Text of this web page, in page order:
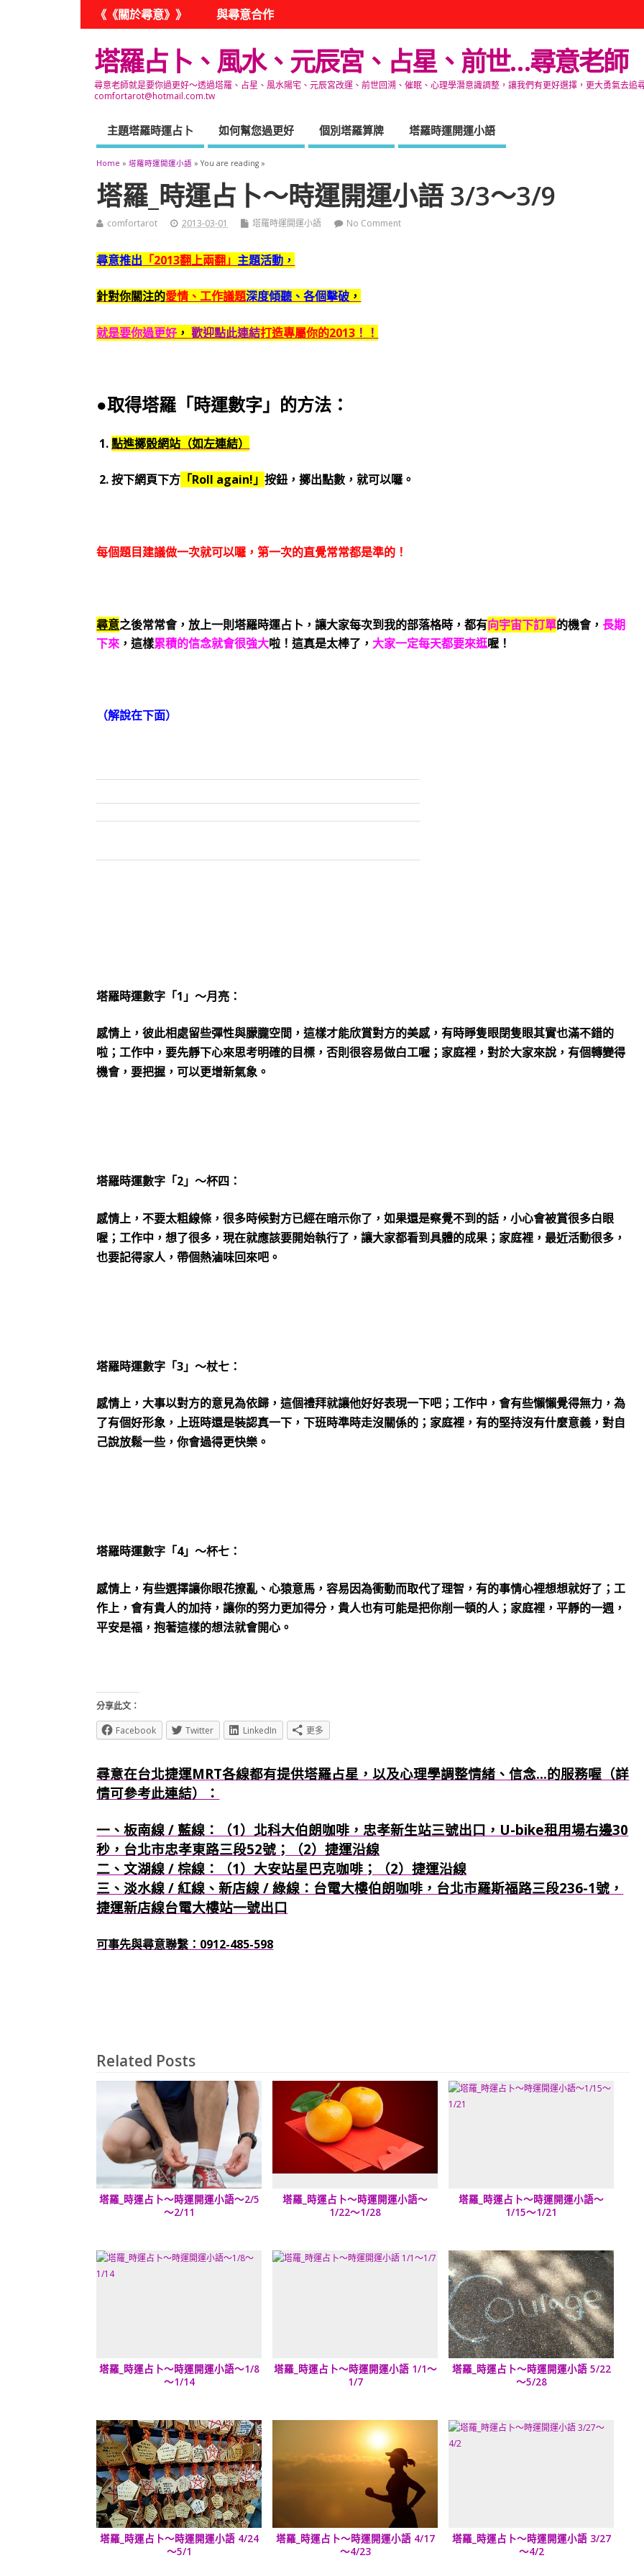
《《關於尋意》》 與尋意合作
塔羅占卜、風水、元辰宮、占星、前世…尋意老師
尋意老師就是要你過更好～透過塔羅、占星、風水陽宅、元辰宮改運、前世回溯、催眠、心理學潛意識調整，讓我們有更好選擇，更大勇氣去
comfortarot@hotmail.com.tw
主題塔羅時運占卜 如何幫您過更好 個別塔羅算牌 塔羅時運開運小語
Home »塔羅時運開運小語 » You are reading »
塔羅_時運占卜～時運開運小語 3/3～3/9
comfortarot 2013-03-01 塔羅時運開運小語 No Comment
尋意推出 「2013翻上兩翻」 主題活動，
針對你關注的愛情、工作議題深度傾聽、各個擊破 ，
就是要你過更好 ， 歡迎點此連結打造專屬你的2013 ！！
●取得塔羅「時運數字」的方法：
1.點進擲骰網站（如左連結）
2. 按下網頁下方 「Roll again!」按鈕，擲出點數，就可以囉。
每個題目建議做一次就可以囉，第一次的直覺常常都是準的！
尋意之後常常會，放上一則塔羅時運占卜，讓大家每次到我的部落格時，都有向宇宙下訂單的機會，長期
下來 ，這樣累積的信念就會很強大啦！這真是太棒了， 大家一定每天都要來逛喔！
（解說在下面）
塔羅時運數字「1 」～月亮：
感情上，彼此相處留些彈性與朦朧空間，這樣才能欣賞對方的美感，有時睜隻眼閉隻眼其實也滿不錯的
啦；工作中，要先靜下心來思考明確的目標，否則很容易做白工喔；家庭裡，對於大家來說，有個轉變得
機會，要把握，可以更增新氣象。
塔羅時運數字「2 」～杯四：
感情上，不要太粗線條，很多時候對方已經在暗示你了，如果還是察覺不到的話，小心會被賞很多白眼
喔；工作中，想了很多，現在就應該要開始執行了，讓大家都看到具體的成果；家庭裡，最近活動很多，
也要記得家人，帶個熱滷味回來吧。
塔羅時運數字「3 」～杖七：
感情上，大事以對方的意見為依歸，這個禮拜就讓他好好表現一下吧；工作中，會有些懶懶覺得無力，為
了有個好形象，上班時還是裝認真一下，下班時準時走沒關係的；家庭裡，有的堅持沒有什麼意義，對自
己說放鬆一些，你會過得更快樂。
塔羅時運數字「4」～杯七：
感情上，有些選擇讓你眼花撩亂、心猿意馬，容易因為衝動而取代了理智，有的事情心裡想想就好了；工
作上，會有貴人的加持，讓你的努力更加得分，貴人也有可能是把你削一頓的人；家庭裡，平靜的一週，
平安是福，抱著這樣的想法就會開心。
分享此文：
Facebook
Twitter LinkedIn 更多
尋意在台北捷運MRT各線都有提供塔羅占星，以及心理學調整情緒、信念...的服務喔（詳
情可參考此連結）：
一、板南線 / 藍線：（1）北科大伯朗咖啡，忠孝新生站三號出口，U-bike租用場右邊30
秒，台北市忠孝東路三段52號；（2）捷運沿線
二、文湖線 / 棕線：（1）大安站星巴克咖啡；
（2）捷運沿線
三、淡水線 / 紅線、新店線 / 綠線：台電大樓伯朗咖啡，台北市羅斯福路三段236-1號，
捷運新店線台電大樓站一號出口
可事先與尋意聯繫：0912-485-598
Related Posts
塔羅_時運占卜～時運開運小語～2/5
～2/11
塔羅_時運占卜～時運開運小語～
1/22～1/28
塔羅_時運占卜～時運開運小語～
1/15～1/21
塔羅_時運占卜～時運開運小語～1/8
～1/14
塔羅_時運占卜～時運開運小語 1/1～
1/7
塔羅_時運占卜～時運開運小語 5/22
～5/28
塔羅_時運占卜～時運開運小語 4/24
～5/1
塔羅_時運占卜～時運開運小語 4/17
～4/23
塔羅_時運占卜～時運開運小語 3/27
～4/2